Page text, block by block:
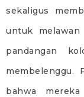
sekaligus
untuk
pandangan
membelenggu.
bahwa